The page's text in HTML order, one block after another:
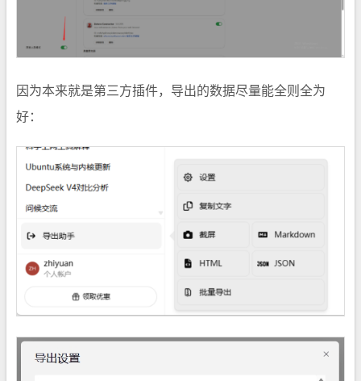
因为本来就是第三方插件，导出的数据尽量能全则全为
好：